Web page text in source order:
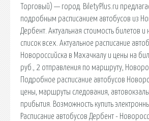
Торговый) — город. BiletyPlus.ru
подробным расписанием автобусов из
Дербент. Актуальная стоимость билетов и
список всех. Актуальное расписание
Новороссийска в Махачкалу и цены на
руб., 2 отправления по маршруту,
Подробное расписание автобусов
цены, маршруты следования,
прибытия. Возможность купить
Расписание автобусов Дербент -